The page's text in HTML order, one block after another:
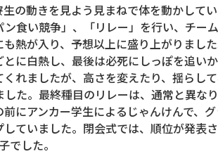
の動きを見よう見まねで体を動かして
食い競争」、「リレー」を行い、チー
熱が入り、予想以上に盛り上がりまし
に白熱し、最後は必死にしっぽを追い
れましたが、高さを変えたり、揺らし
た。最終種目のリレーは、通常と異な
にアンカー学生によるじゃんけんで、
ていました。閉会式では、順位が発表
でした。